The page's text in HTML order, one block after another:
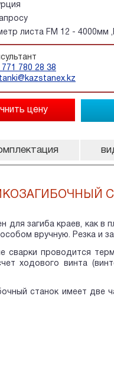
листа FM 12 - 4000мм
771 780 28 38
для загиба краев, как в
вручную. Резка и
сварки проводится
ходового винта
станок имеет две